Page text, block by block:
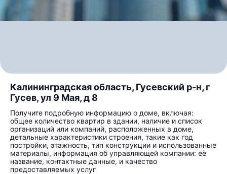
Калининградская область, Гусевский р-н, г
Гусев, ул 9 Мая, д 8
Получите подробную информацию о доме, включая:
общее количество квартир в здании, наличие и список
организаций или компаний, расположенных в доме,
детальные характеристики строения, такие как год
постройки, этажность, тип конструкции и использованные
материалы, информация об управляющей компании: её
название, контактные данные, и качество
предоставляемых услуг